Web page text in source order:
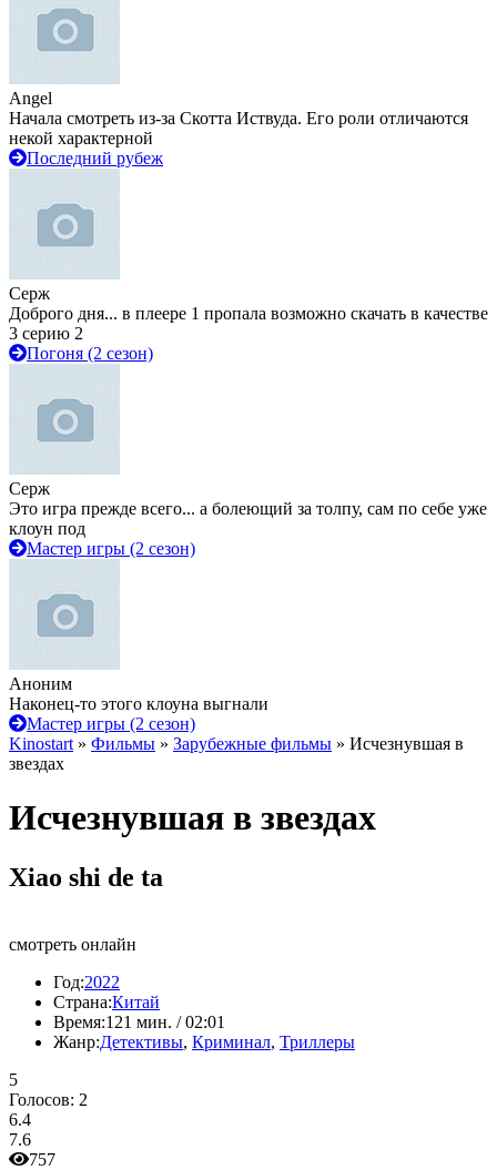
Angel
Начала смотреть из-за Скотта Иствуда. Его роли отличаются
некой характерной
Последний рубеж
Серж
Доброго дня... в плеере 1 пропала возможно скачать в качестве
3 серию 2
Погоня (2 сезон)
Серж
Это игра прежде всего... а болеющий за толпу, сам по себе уже
клоун под
Мастер игры (2 сезон)
Аноним
Наконец-то этого клоуна выгнали
Мастер игры (2 сезон)
Kinostart » Фильмы » Зарубежные фильмы » Исчезнувшая в
звездах
Исчезнувшая в звездах
Xiao shi de ta
смотреть онлайн
Год:2022
Страна:Китай
Время:121 мин. / 02:01
Жанр:Детективы, Криминал, Триллеры
5
Голосов: 2
6.4
7.6
757